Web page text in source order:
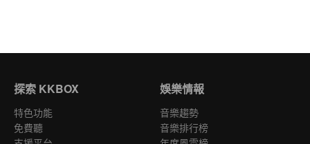
探索 KKBOX
特色功能
免費聽
娛樂情報
音樂趨勢
音樂排行榜